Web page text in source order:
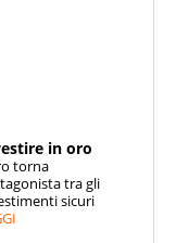
in oro
torna
tra gli
sicuri